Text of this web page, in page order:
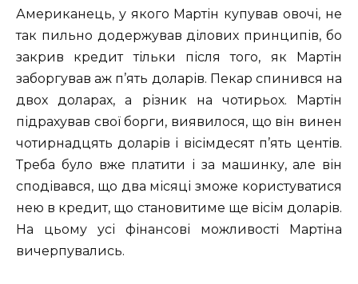
Американець, у якого Мартін купував овочі, не
так пильно додержував ділових принципів, бо
закрив кредит тільки після того, як Мартін
заборгував аж п’ять доларів. Пекар спинився на
двох доларах, а різник на чотирьох. Мартін
підрахував свої борги, виявилося, що він винен
чотирнадцять доларів і вісімдесят п’ять центів.
Треба було вже платити і за машинку, але він
сподівався, що два місяці зможе користуватися
нею в кредит, що становитиме ще вісім доларів.
На цьому усі фінансові можливості Мартіна
вичерпувались.